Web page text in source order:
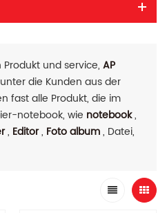
und service, AP
die Kunden aus der
fast alle Produkt, die im
notebook, wie notebook,
, Editor, Foto album, Datei,